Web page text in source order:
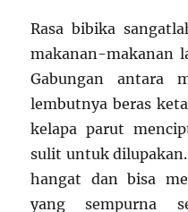
Rasa bibika
makanan-makanan
Gabungan antara
lembutnya beras
kelapa parut
sulit untuk
hangat dan bisa
yang sempurna